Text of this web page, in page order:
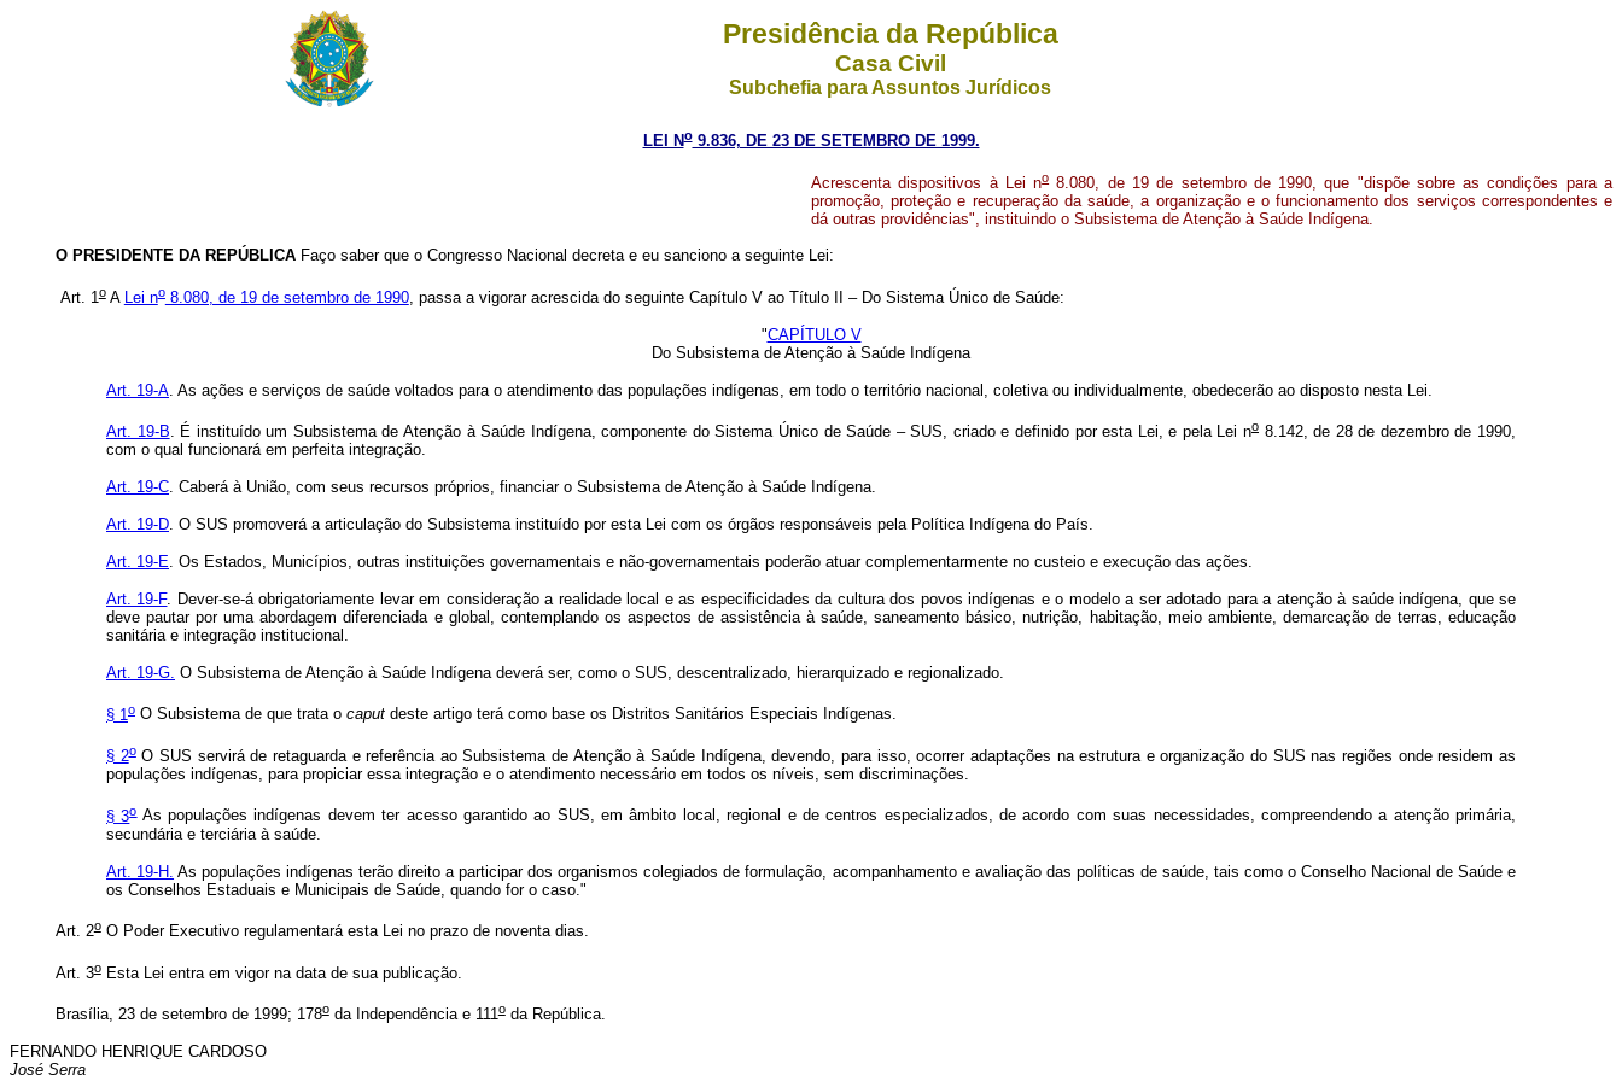
Presidência da República
Casa Civil
Subchefia para Assuntos Jurídicos
LEI No9.836, DE 23 DE SETEMBRO DE 1999.
Acrescenta dispositivos à Lei no8.080, de 19 de setembro de 1990, que "dispõe sobre as condições para a
promoção, proteção e recuperação da saúde, a organização e o funcionamento dos serviços correspondentes e
dá outras providências", instituindo o Subsistema de Atenção à Saúde Indígena.
O PRESIDENTE DA REPÚBLICA Faço saber que o Congresso Nacional decreta e eu sanciono a seguinte Lei:
Art. 1oA Lei no8.080, de 19 de setembro de 1990, passa a vigorar acrescida do seguinte Capítulo V ao Título II – Do Sistema Único de Saúde:
"CAPÍTULO V
Do Subsistema de Atenção à Saúde Indígena
Art. 19-A . As ações e serviços de saúde voltados para o atendimento das populações indígenas, em todo o território nacional, coletiva ou individualmente, obedecerão ao disposto nesta Lei.
Art. 19-B. É instituído um Subsistema de Atenção à Saúde Indígena, componente do Sistema Único de Saúde – SUS, criado e definido por esta Lei, e pela Lei no 8.142, de 28 de dezembro de 1990,
com o qual funcionará em perfeita integração.
Art. 19-C. Caberá à União, com seus recursos próprios, financiar o Subsistema de Atenção à Saúde Indígena.
Art. 19-D. O SUS promoverá a articulação do Subsistema instituído por esta Lei com os órgãos responsáveis pela Política Indígena do País.
Art. 19-E. Os Estados, Municípios, outras instituições governamentais e não-governamentais poderão atuar complementarmente no custeio e execução das ações.
Art. 19-F. Dever-se-á obrigatoriamente levar em consideração a realidade local e as especificidades da cultura dos povos indígenas e o modelo a ser adotado para a atenção à saúde indígena, que se
deve pautar por uma abordagem diferenciada e global, contemplando os aspectos de assistência à saúde, saneamento básico, nutrição, habitação, meio ambiente, demarcação de terras, educação
sanitária e integração institucional.
Art. 19-G. O Subsistema de Atenção à Saúde Indígena deverá ser, como o SUS, descentralizado, hierarquizado e regionalizado.
§ 1 o O Subsistema de que trata o caput deste artigo terá como base os Distritos Sanitários Especiais Indígenas.
§ 2oO SUS servirá de retaguarda e referência ao Subsistema de Atenção à Saúde Indígena, devendo, para isso, ocorrer adaptações na estrutura e organização do SUS nas regiões onde residem as
populações indígenas, para propiciar essa integração e o atendimento necessário em todos os níveis, sem discriminações.
§ 3oAs populações indígenas devem ter acesso garantido ao SUS, em âmbito local, regional e de centros especializados, de acordo com suas necessidades, compreendendo a atenção primária,
secundária e terciária à saúde.
Art. 19-H. As populações indígenas terão direito a participar dos organismos colegiados de formulação, acompanhamento e avaliação das políticas de saúde, tais como o Conselho Nacional de Saúde e
os Conselhos Estaduais e Municipais de Saúde, quando for o caso."
Art. 2oO Poder Executivo regulamentará esta Lei no prazo de noventa dias.
Art. 3oEsta Lei entra em vigor na data de sua publicação.
Brasília, 23 de setembro de 1999; 178oda Independência e 111oda República.
FERNANDO HENRIQUE CARDOSO
José Serra